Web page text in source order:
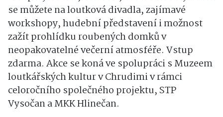
Den plný loutek, folkloru, tradic a hudby. Těšit
se můžete na loutková divadla, zajímavé
workshopy, hudební představení i možnost
zažít prohlídku roubených domků v
neopakovatelné večerní atmosféře. Vstup
zdarma. Akce se koná ve spolupráci s Muzeem
loutkářských kultur v Chrudimi v rámci
celoročního společného projektu, STP